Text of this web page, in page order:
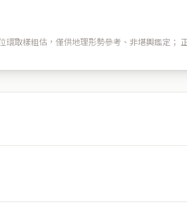
取樣粗估，僅供地理形勢參考、非堪輿鑑定；